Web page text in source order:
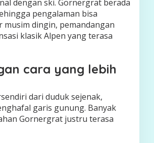
dengan ski. Gornergrat berada
pengalaman bisa
dingin, pemandangan
klasik Alpen yang terasa
cara yang lebih
dari duduk sejenak,
garis gunung. Banyak
Gornergrat justru terasa